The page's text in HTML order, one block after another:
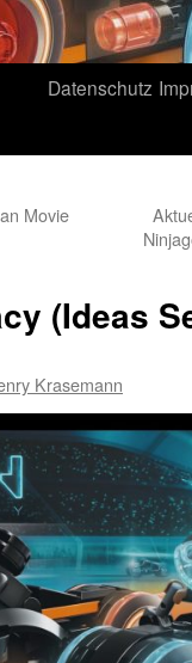
Datenschutz
Movie
(Ideas
Krasemann